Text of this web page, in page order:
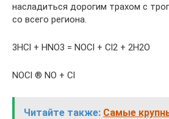
насладиться дорогим трахом с
со всего региона.
3HCl + HNO3 = NOCl + Cl2 + 2H2O
NOCl ® NO + Cl
Читайте также: Самые